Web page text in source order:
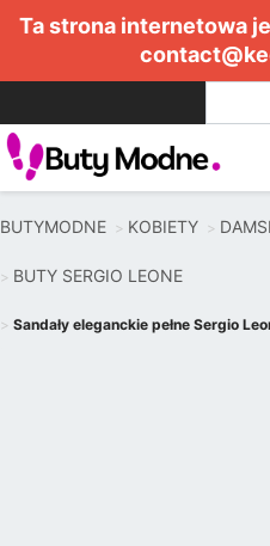
Ta strona internetowa
BUTYMODNE KOBIETY
BUTY SERGIO LEONE
Sandały eleganckie pełne Sergio